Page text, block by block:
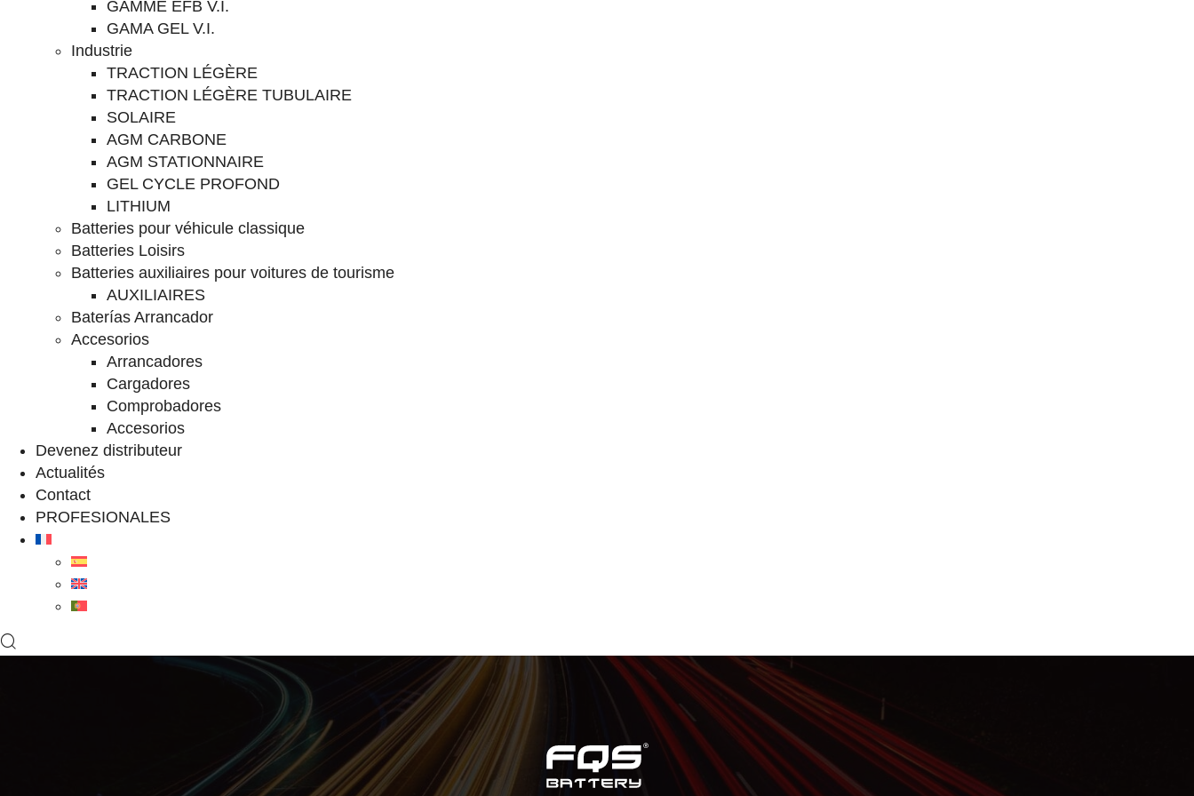
GAMME EFB V.I.
GAMA GEL V.I.
Industrie
TRACTION LÉGÈRE
TRACTION LÉGÈRE TUBULAIRE
SOLAIRE
AGM CARBONE
AGM STATIONNAIRE
GEL CYCLE PROFOND
LITHIUM
Batteries pour véhicule classique
Batteries Loisirs
Batteries auxiliaires pour voitures de tourisme
AUXILIAIRES
Baterías Arrancador
Accesorios
Arrancadores
Cargadores
Comprobadores
Accesorios
Devenez distributeur
Actualités
Contact
PROFESIONALES